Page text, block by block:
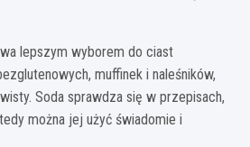
lepszym wyborem do ciast
muffinek i naleśników,
Soda sprawdza się w przepisach,
można jej użyć świadomie i